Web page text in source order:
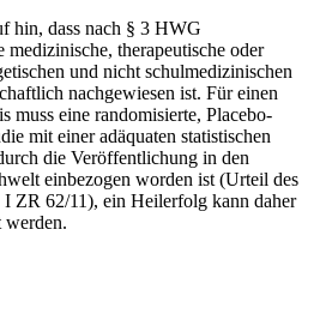
hin, dass nach § 3 HWG
therapeutische oder
und nicht schulmedizinischen
nachgewiesen ist. Für einen
muss eine randomisierte, Placebo-
mit einer adäquaten statistischen
die Veröffentlichung in den
einbezogen worden ist (Urteil des
ZR 62/11), ein Heilerfolg kann daher
werden.